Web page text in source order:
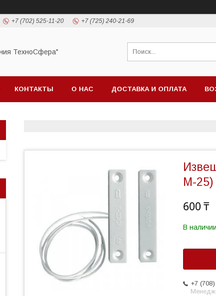
+7 (702) 525-11-20 +7 (725) 240-21-69
ТехноСфера"
КОНТАКТЫ О НАС ДОСТАВКА И ОПЛАТА
М-25)
600 ₸
В наличии
+7